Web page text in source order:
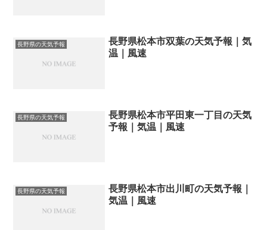
長野県の天気予報
長野県松本市双葉の天気予報｜気
温｜風速
長野県の天気予報
長野県松本市平田東一丁目の天気
予報｜気温｜風速
長野県の天気予報
長野県松本市出川町の天気予報｜
気温｜風速